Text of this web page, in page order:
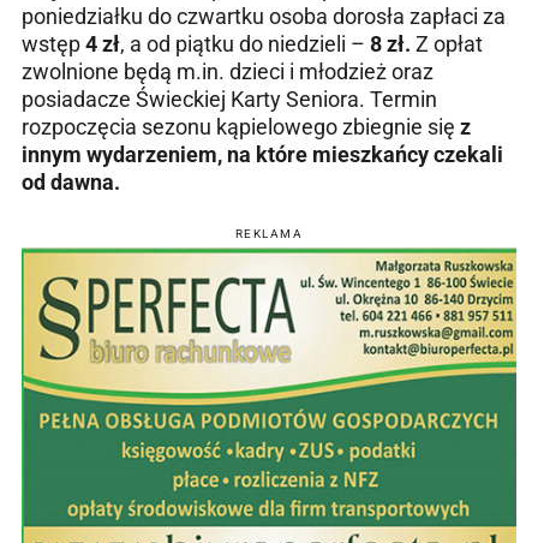
poniedziałku do czwartku osoba dorosła zapłaci za
wstęp4 zł, a od piątku do niedzieli – 8 zł. Z opłat
zwolnione będą m.in. dzieci i młodzież oraz
posiadacze Świeckiej Karty Seniora. Termin
rozpoczęcia sezonu kąpielowego zbiegnie się z
innym wydarzeniem, na które mieszkańcy czekali
od dawna.
REKLAMA